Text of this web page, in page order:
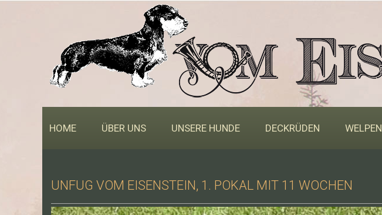
HOME ÜBER UNS UNSERE HUNDE DECKRÜDEN WELPEN
UNFUG VOM EISENSTEIN, 1. POKAL MIT 11 WOCHEN